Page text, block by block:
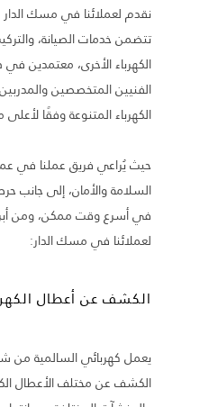
نقدم لعملائنا في مسك الدار
تتضمن خدمات الصيانة،
الكهرباء الأخرى، معتمدين
الفنيين المتخصصين
الكهرباء المتنوعة وفقًا لأعلى
حيث يُراعي فريق عملنا في
السلامة والأمان، إلى جانب
في أسرع وقت ممكن، ومن
لعملائنا في مسك الدار:
الكشف عن أعطال
يعمل كهربائي السالمية من
الكشف عن مختلف الأعطال